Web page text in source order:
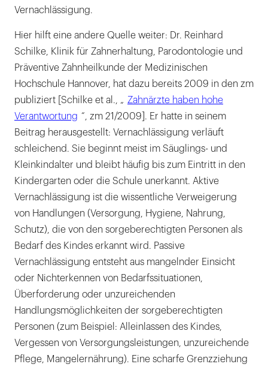
Vernachlässigung.
Hier hilft eine andere Quelle weiter: Dr. Reinhard
Schilke, Klinik für Zahnerhaltung, Parodontologie und
Präventive Zahnheilkunde der Medizinischen
Hochschule Hannover, hat dazu bereits 2009 in den zm
publiziert [Schilke et al., „ Zahnärzte haben hohe
Verantwortung “, zm 21/2009]. Er hatte in seinem
Beitrag herausgestellt: Vernachlässigung verläuft
schleichend. Sie beginnt meist im Säuglings- und
Kleinkindalter und bleibt häufig bis zum Eintritt in den
Kindergarten oder die Schule unerkannt. Aktive
Vernachlässigung ist die wissentliche Verweigerung
von Handlungen (Versorgung, Hygiene, Nahrung,
Schutz), die von den sorgeberechtigten Personen als
Bedarf des Kindes erkannt wird. Passive
Vernachlässigung entsteht aus mangelnder Einsicht
oder Nichterkennen von Bedarfssituationen,
Überforderung oder unzureichenden
Handlungsmöglichkeiten der sorgeberechtigten
Personen (zum Beispiel: Alleinlassen des Kindes,
Vergessen von Versorgungsleistungen, unzureichende
Pflege, Mangelernährung). Eine scharfe Grenzziehung